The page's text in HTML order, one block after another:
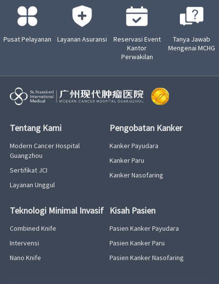
Pusat Pelayanan Layanan Asuransi
Reservasi Event
Kantor
Perwakilan
Tanya Jawab
Mengenai MCHG
Tentang Kami
Modern Cancer Hospital
Guangzhou
Sertifikat JCI
Layanan Unggul
Pengobatan Kanker
Kanker Payudara
Kanker Paru
Kanker Nasofaring
Teknologi Minimal Invasif
Combined Knife
Intervensi
Nano Knife
Kisah Pasien
Pasien Kanker Payudara
Pasien Kanker Paru
Pasien Kanker Nasofaring